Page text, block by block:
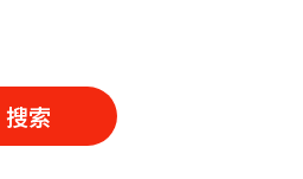
搜索